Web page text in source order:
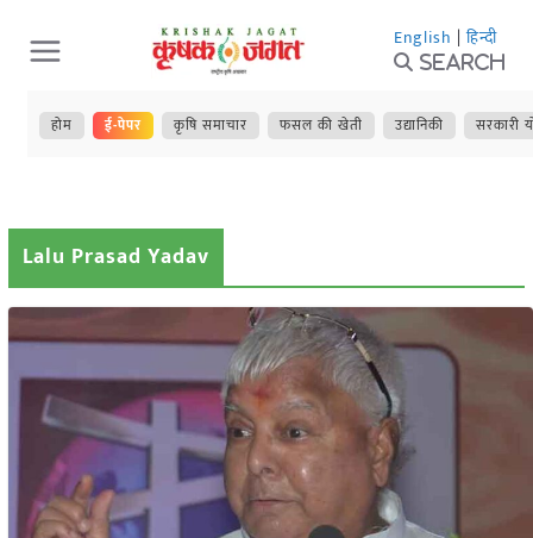
Skip
to
content
English | हिन्दी
Search
होम ई-पेपर कृषि समाचार फसल की खेती उद्यानिकी सरकारी
Lalu Prasad Yadav